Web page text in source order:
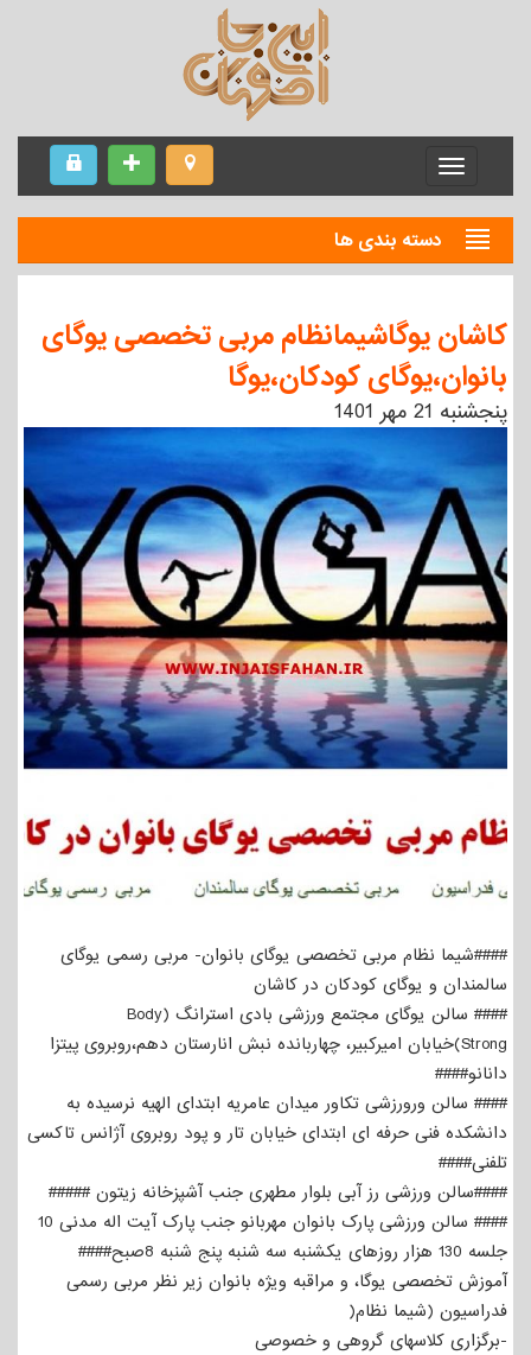
Menu
دسته بندی ها
کاشان یوگاشیمانظام مربی تخصصی یوگای
بانوان،یوگای کودکان،یوگا
پنجشنبه 21 مهر 1401
####شیما نظام مربی تخصصی یوگای بانوان- مربی رسمی یوگای
سالمندان و یوگای کودکان در کاشان
#### سالن یوگای مجتمع ورزشی بادی استرانگ (Body
Strong)خیابان امیرکبیر، چهاربانده نبش انارستان دهم،روبروی پیتزا
دانانو####
#### سالن ورورزشی تکاور میدان عامریه ابتدای الهیه نرسیده به
دانشکده فنی حرفه ای ابتدای خیابان تار و پود روبروی آژانس تاکسی
تلفنی####
####سالن ورزشی رز آبی بلوار مطهری جنب آشپزخانه زیتون #####
#### سالن ورزشی پارک بانوان مهربانو جنب پارک آیت اله مدنی 10
جلسه 130 هزار روزهای یکشنبه سه شنبه پنج شنبه 8صبح####
آموزش تخصصی یوگا، و مراقبه ویژه بانوان زیر نظر مربی رسمی
فدراسیون (شیما نظام(
-برگزاری کلاسهای گروهی و خصوصی